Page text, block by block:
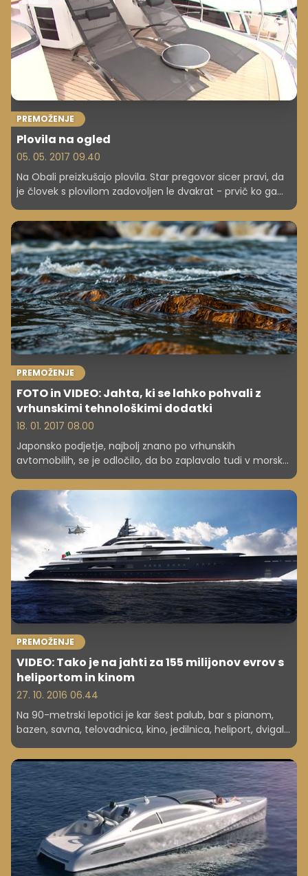
PREMOŽENJE
Plovila na ogled
05. 05. 2017 09.40
Na Obali preizkušajo plovila. Star pregovor sicer pravi, da
je človek s plovilom zadovoljen le dvakrat - prvič ko ga
kupi in drugič, ko ga proda. Vmes naj bi bilo zaradi visokih
stroškov vzdrževanja več grenkobe kot nasmehov,
ampak proizvajalci in prodajalci plovil trdijo, da ni tako. To
bodo skušali dokazati v Portorožu, kjer je vrata odprla 22.
Internautica.
PREMOŽENJE
FOTO in VIDEO: Jahta, ki se lahko pohvali z
vrhunskimi tehnološkimi dodatki
18. 01. 2017 08.00
Japonsko podjetje, najbolj znano po vrhunskih
avtomobilih, se je odločilo, da bo zaplavalo tudi v morske
vode. Te dni so predstavili elegantno lepotico med
jahtami.
PREMOŽENJE
VIDEO: Tako je na jahti za 155 milijonov evrov s
heliportom in kinom
27. 10. 2016 06.44
Na 90-metrski lepotici je kar šest palub, bar s pianom,
bazen, savna, telovadnica, kino, jedilnica, heliport, dvigalo
in osem sob za 16 gostov.